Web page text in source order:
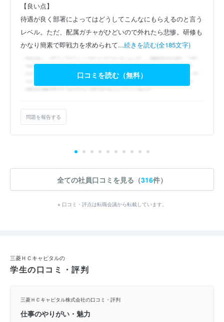
【良い点】
待遇が良く部署によってはどうしてこんなにもらえるのと言う
レベル。ただ、配属ガチャがひどいので外れたら悲惨。研修も
かなり簡素で即戦力を求められて...続きを読む(全185文字)
口コミを読む（無料）
問題を報告する
全ての社員口コミを見る（316件）
※ 口コミ・評点は転職会議から転載しています。
三菱ＨＣキャピタルの
学生の口コミ・評判
三菱ＨＣキャピタル株式会社の口コミ・評判
仕事のやりがい・魅力